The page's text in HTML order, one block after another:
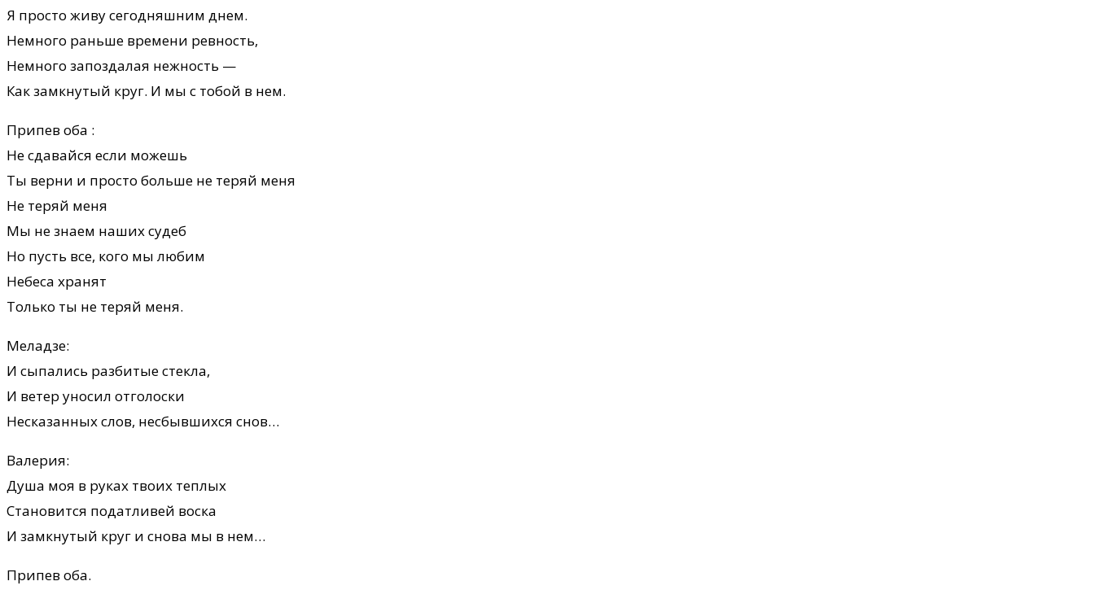
Я просто живу сегодняшним днем.
Немного раньше времени ревность,
Немного запоздалая нежность —
Как замкнутый круг. И мы с тобой в нем.
Припев оба :
Не сдавайся если можешь
Ты верни и просто больше не теряй меня
Не теряй меня
Мы не знаем наших судеб
Но пусть все, кого мы любим
Небеса хранят
Только ты не теряй меня.
Меладзе:
И сыпались разбитые стекла,
И ветер уносил отголоски
Несказанных слов, несбывшихся снов…
Валерия:
Душа моя в руках твоих теплых
Становится податливей воска
И замкнутый круг и снова мы в нем…
Припев оба.